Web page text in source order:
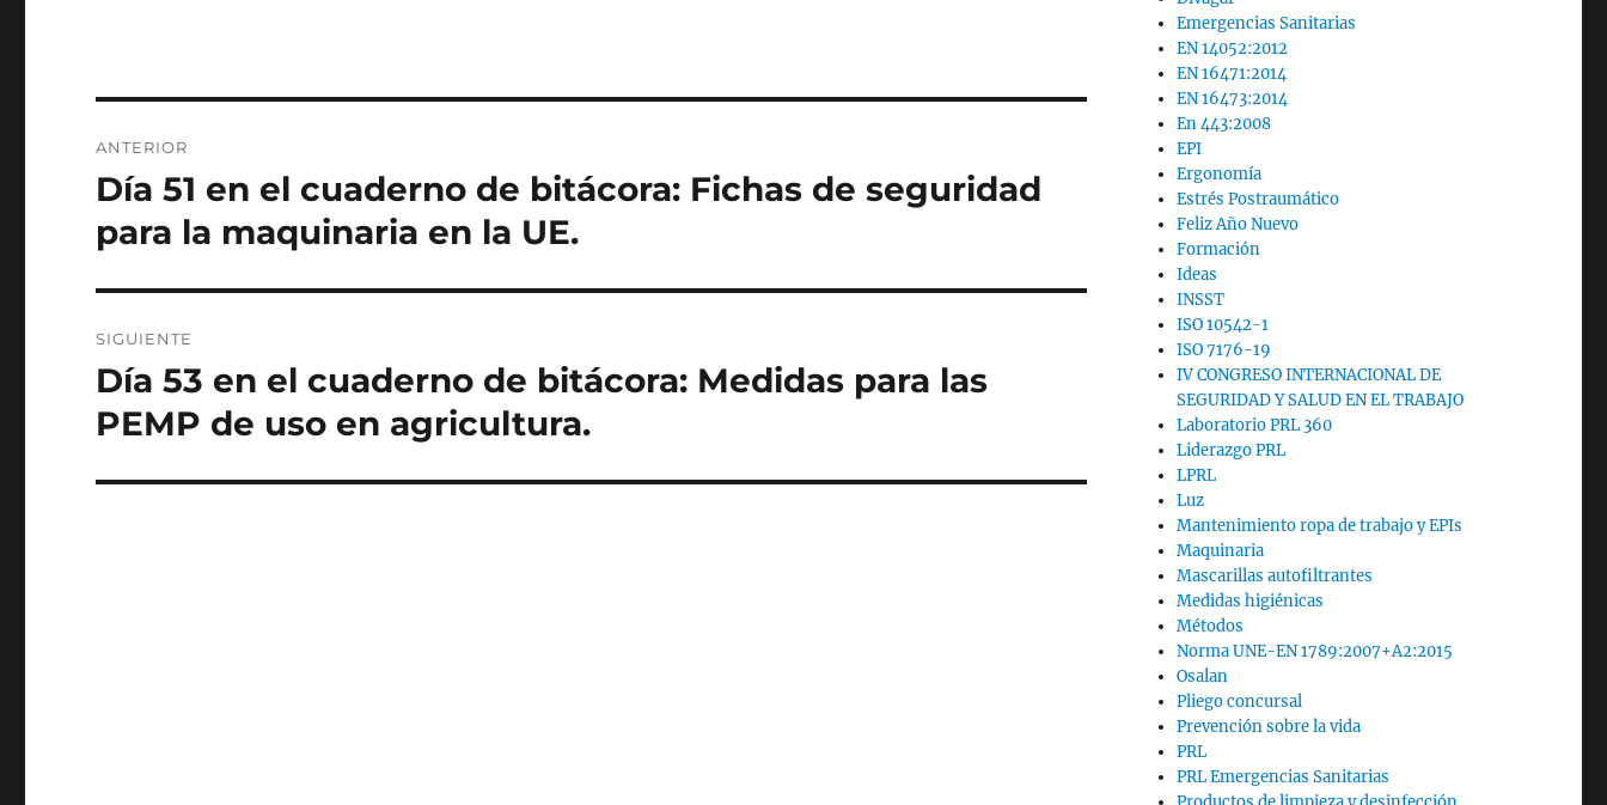
de
entradas
ANTERIOR
Entrada
Día 51 en el cuaderno de bitácora: Fichas de seguridad
para la maquinaria en la UE.
SIGUIENTE
Entrada
siguiente:
Día 53 en el cuaderno de bitácora: Medidas para las
PEMP de uso en agricultura.
Emergencias Sanitarias
EN 14052:2012
EN 16471:2014
EN 16473:2014
En 443:2008
EPI
Ergonomía
Estrés Postraumático
Feliz Año Nuevo
Formación
Ideas
INSST
ISO 10542-1
ISO 7176-19
IV CONGRESO INTERNACIONAL DE
SEGURIDAD Y SALUD EN EL TRABAJO
Laboratorio PRL 360
Liderazgo PRL
LPRL
Luz
Mantenimiento ropa de trabajo y EPIs
Maquinaria
Mascarillas autofiltrantes
Medidas higiénicas
Métodos
Norma UNE-EN 1789:2007+A2:2015
Osalan
Pliego concursal
Prevención sobre la vida
PRL
PRL Emergencias Sanitarias